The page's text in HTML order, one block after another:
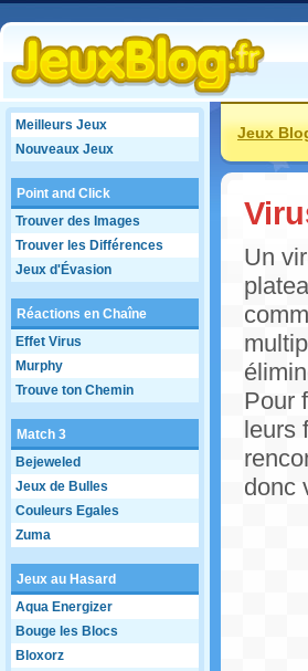
Meilleurs Jeux
Nouveaux Jeux
Point and Click
Trouver des Images
Trouver les Différences
Jeux d'Évasion
Réactions en Chaîne
Effet Virus
Murphy
Trouve ton Chemin
Match 3
Bejeweled
Jeux de Bulles
Couleurs Egales
Zuma
Jeux au Hasard
Aqua Energizer
Bouge les Blocs
Bloxorz
Jeux
Un
Pour
leurs
donc